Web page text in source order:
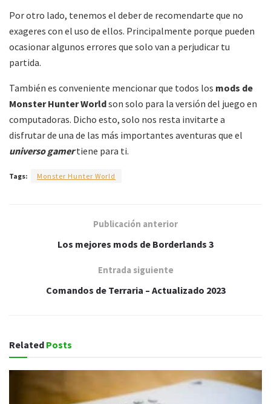
Por otro lado, tenemos el deber de recomendarte que no
exageres con el uso de ellos. Principalmente porque pueden
ocasionar algunos errores que solo van a perjudicar tu
partida.
También es conveniente mencionar que todos los mods de
Monster Hunter Worldson solo para la versión del juego en
computadoras. Dicho esto, solo nos resta invitarte a
disfrutar de una de las más importantes aventuras que el
universo gamertiene para ti.
Tags: Monster Hunter World
Publicación anterior
Los mejores mods de Borderlands 3
Entrada siguiente
Comandos de Terraria – Actualizado 2023
Related Posts